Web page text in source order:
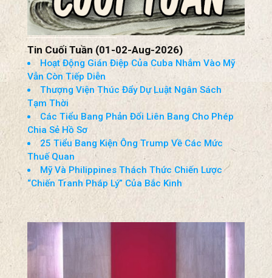
Tin Cuối Tuần (01-02-Aug-2026)
Hoạt Động Gián Điệp Của Cuba Nhắm Vào Mỹ
Vẫn Còn Tiếp Diễn
Thượng Viện Thúc Đẩy Dự Luật Ngân Sách
Tạm Thời
Các Tiểu Bang Phản Đối Liên Bang Cho Phép
Chia Sẻ Hồ Sơ
25 Tiểu Bang Kiện Ông Trump Về Các Mức
Thuế Quan
Mỹ Và Philippines Thách Thức Chiến Lược
“Chiến Tranh Pháp Lý” Của Bắc Kinh